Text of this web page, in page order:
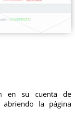
en su cuenta de
abriendo la página